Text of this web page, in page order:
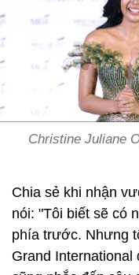
Christine Juliane
Chia sẻ khi nhận
nói: "Tôi biết sẽ có
phía trước. Nhưng
Grand